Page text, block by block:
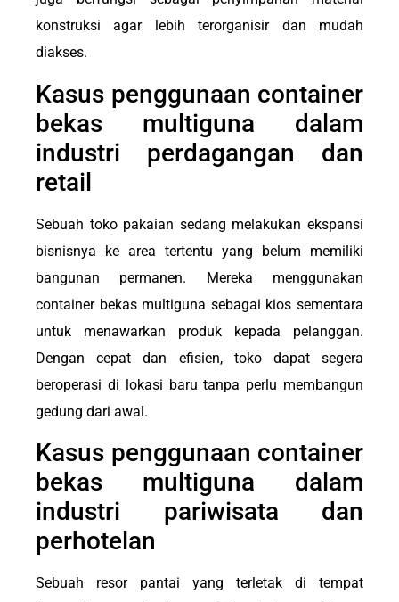
konstruksi agar lebih terorganisir dan mudah
diakses.
Kasus penggunaan container
bekas multiguna dalam
industri perdagangan dan
retail
Sebuah toko pakaian sedang melakukan ekspansi
bisnisnya ke area tertentu yang belum memiliki
bangunan permanen. Mereka menggunakan
container bekas multiguna sebagai kios sementara
untuk menawarkan produk kepada pelanggan.
Dengan cepat dan efisien, toko dapat segera
beroperasi di lokasi baru tanpa perlu membangun
gedung dari awal.
Kasus penggunaan container
bekas multiguna dalam
industri pariwisata dan
perhotelan
Sebuah resor pantai yang terletak di tempat